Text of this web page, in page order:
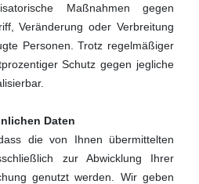
Maßnahmen gegen
Veränderung oder Verbreitung
Personen. Trotz regelmäßiger
Schutz gegen jegliche
Daten
die von Ihnen übermittelten
zur Abwicklung Ihrer
genutzt werden. Wir geben